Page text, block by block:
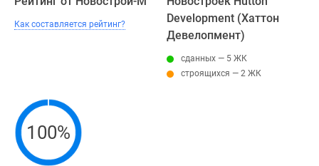
Как составляется рейтинг?
Development (Хаттон
Девелопмент)
сданных — 5 ЖК
строящихся — 2 ЖК
100%